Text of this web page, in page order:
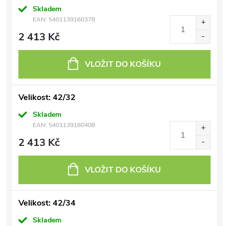
Skladem
EAN: 5401139160378
2 413 Kč
VLOŽIT DO KOŠÍKU
Velikost: 42/32
Skladem
EAN: 5401139160408
2 413 Kč
VLOŽIT DO KOŠÍKU
Velikost: 42/34
Skladem